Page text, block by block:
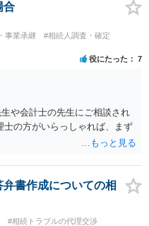
合
事業承継
#相続人調査・確定
役にたった 7
や会計士の先生にご相談され
の方がいらっしゃれば、まず
書作成についての相
#相続トラブルの代理交渉